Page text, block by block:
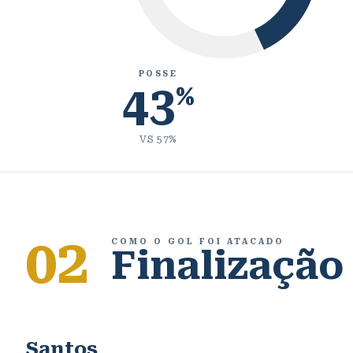
POSSE
43%
VS57%
02 COMO O GOL FOI ATACADO
Finalização